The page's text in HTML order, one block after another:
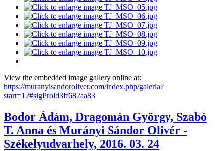
View the embedded image gallery online at:
https://muranyisandoroliver.com/index.php/galeria?
start=12#sigProId3ff682aa83
Bodor Ádám, Dragomán György, Szabó
T. Anna és Murányi Sándor Olivér -
Székelyudvarhely, 2016. 03. 24